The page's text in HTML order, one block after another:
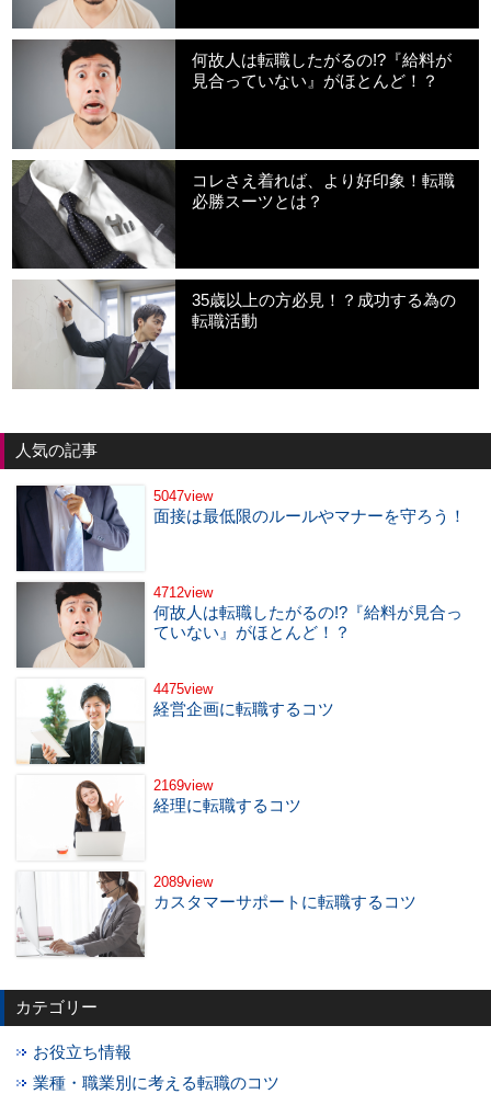
何故人は転職したがるの!?『給料が
見合っていない』がほとんど！？
コレさえ着れば、より好印象！転職
必勝スーツとは？
35歳以上の方必見！？成功する為の
転職活動
人気の記事
5047view
面接は最低限のルールやマナーを守ろう！
4712view
何故人は転職したがるの!?『給料が見合っ
ていない』がほとんど！？
4475view
経営企画に転職するコツ
2169view
経理に転職するコツ
2089view
カスタマーサポートに転職するコツ
カテゴリー
お役立ち情報
業種・職業別に考える転職のコツ